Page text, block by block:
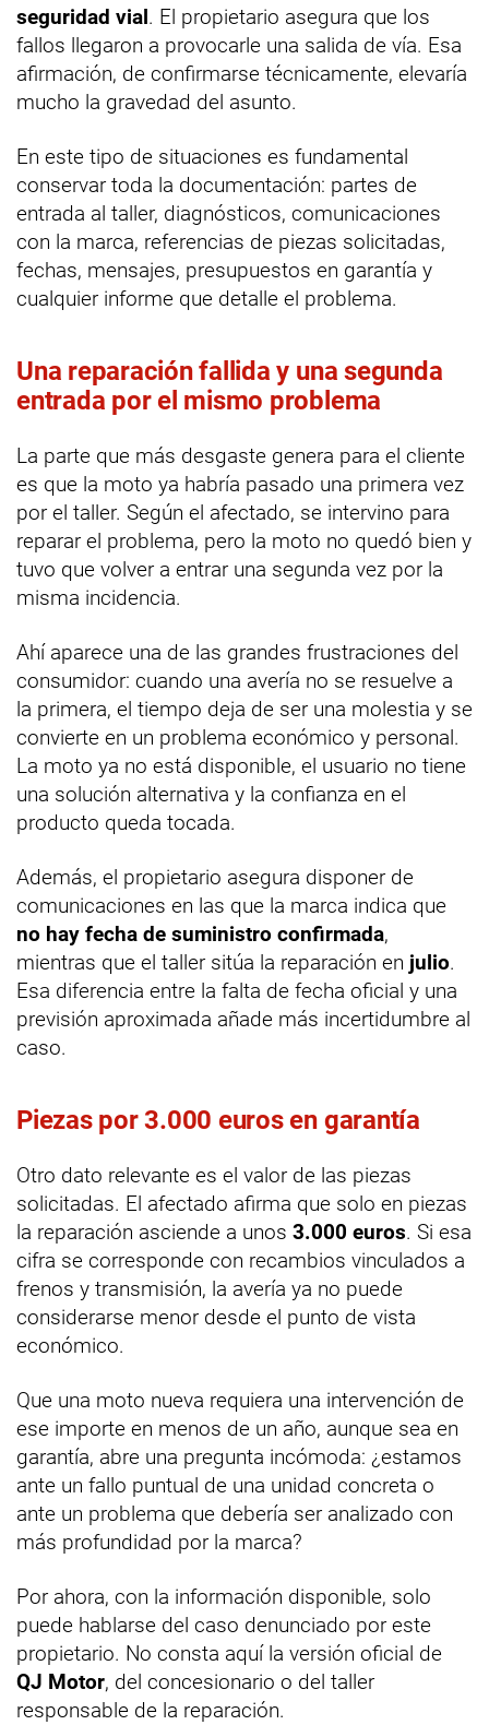
seguridad vial. El propietario asegura que los
fallos llegaron a provocarle una salida de vía. Esa
afirmación, de confirmarse técnicamente, elevaría
mucho la gravedad del asunto.
En este tipo de situaciones es fundamental
conservar toda la documentación: partes de
entrada al taller, diagnósticos, comunicaciones
con la marca, referencias de piezas solicitadas,
fechas, mensajes, presupuestos en garantía y
cualquier informe que detalle el problema.
Una reparación fallida y una segunda
entrada por el mismo problema
La parte que más desgaste genera para el cliente
es que la moto ya habría pasado una primera vez
por el taller. Según el afectado, se intervino para
reparar el problema, pero la moto no quedó bien y
tuvo que volver a entrar una segunda vez por la
misma incidencia.
Ahí aparece una de las grandes frustraciones del
consumidor: cuando una avería no se resuelve a
la primera, el tiempo deja de ser una molestia y se
convierte en un problema económico y personal.
La moto ya no está disponible, el usuario no tiene
una solución alternativa y la confianza en el
producto queda tocada.
Además, el propietario asegura disponer de
comunicaciones en las que la marca indica que
no hay fecha de suministro confirmada,
mientras que el taller sitúa la reparación en julio.
Esa diferencia entre la falta de fecha oficial y una
previsión aproximada añade más incertidumbre al
caso.
Piezas por 3.000 euros en garantía
Otro dato relevante es el valor de las piezas
solicitadas. El afectado afirma que solo en piezas
la reparación asciende a unos 3.000 euros. Si esa
cifra se corresponde con recambios vinculados a
frenos y transmisión, la avería ya no puede
considerarse menor desde el punto de vista
económico.
Que una moto nueva requiera una intervención de
ese importe en menos de un año, aunque sea en
garantía, abre una pregunta incómoda: ¿estamos
ante un fallo puntual de una unidad concreta o
ante un problema que debería ser analizado con
más profundidad por la marca?
Por ahora, con la información disponible, solo
puede hablarse del caso denunciado por este
propietario. No consta aquí la versión oficial de
QJ Motor, del concesionario o del taller
responsable de la reparación.